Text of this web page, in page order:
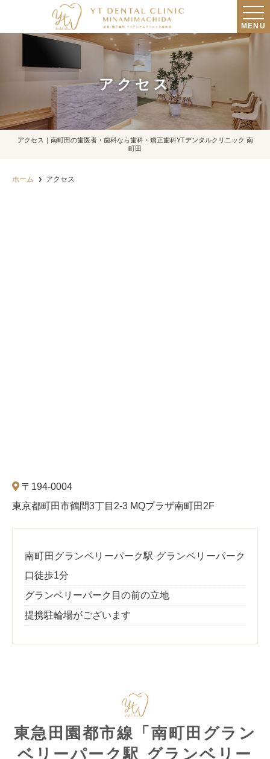
MENU
アクセス
アクセス｜南町田の歯医者・歯科なら歯科・矯正歯科YTデンタルクリニック 南
町田
ホーム アクセス
〒194-0004
東京都町田市鶴間3丁目2-3 MQプラザ南町田2F
南町田グランベリーパーク駅 グランベリーパーク
口徒歩1分
グランベリーパーク目の前の立地
提携駐輪場がございます
東急田園都市線「南町田グラン
ベリーパーク駅 グランベリー